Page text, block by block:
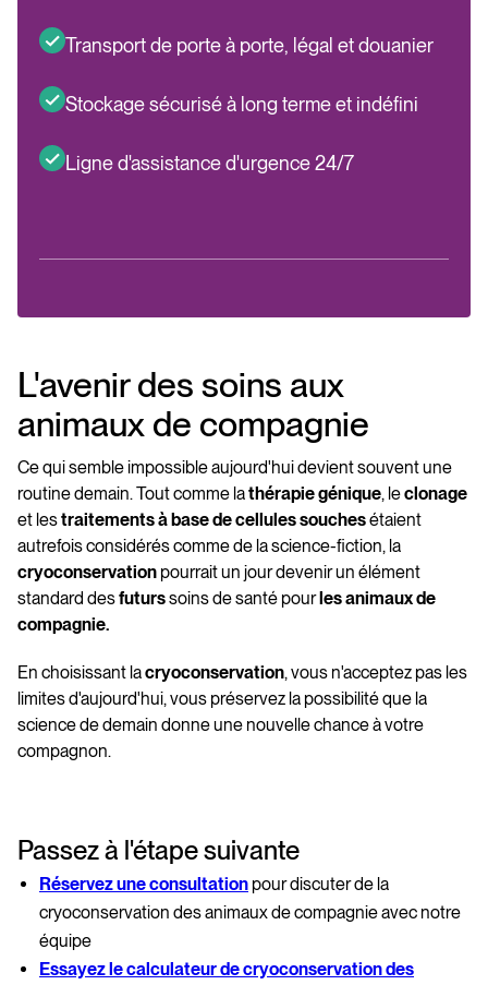
Transport de porte à porte, légal et douanier
Stockage sécurisé à long terme et indéfini
Ligne d'assistance d'urgence 24/7
L'avenir des soins aux
animaux de compagnie
Ce qui semble impossible aujourd'hui devient souvent une
routine demain. Tout comme lathérapie génique, leclonage
et lestraitements à base de cellules souchesétaient
autrefois considérés comme de la science-fiction, la
cryoconservation pourrait un jour devenir un élément
standard desfuturssoins de santé pour les animaux de
compagnie.
En choisissant lacryoconservation, vous n'acceptez pas les
limites d'aujourd'hui, vous préservez la possibilité que la
science de demain donne une nouvelle chance à votre
compagnon.
Passez à l'étape suivante
Réservez une consultation pour discuter de la
cryoconservation des animaux de compagnie avec notre
équipe
Essayez le calculateur de cryoconservation des